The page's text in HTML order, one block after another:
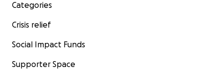
Categories
Crisis relief
Social Impact Funds
Supporter Space